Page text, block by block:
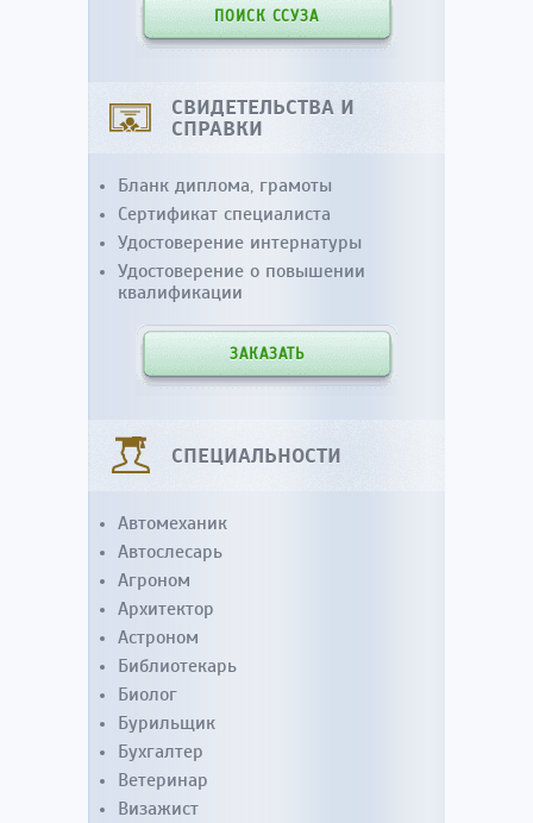
ПОИСК ССУЗА
СВИДЕТЕЛЬСТВА И
СПРАВКИ
Бланк диплома, грамоты
Сертификат специалиста
Удостоверение интернатуры
Удостоверение о повышении
квалификации
ЗАКАЗАТЬ
СПЕЦИАЛЬНОСТИ
Автомеханик
Автослесарь
Агроном
Архитектор
Астроном
Библиотекарь
Биолог
Бурильщик
Бухгалтер
Ветеринар
Визажист